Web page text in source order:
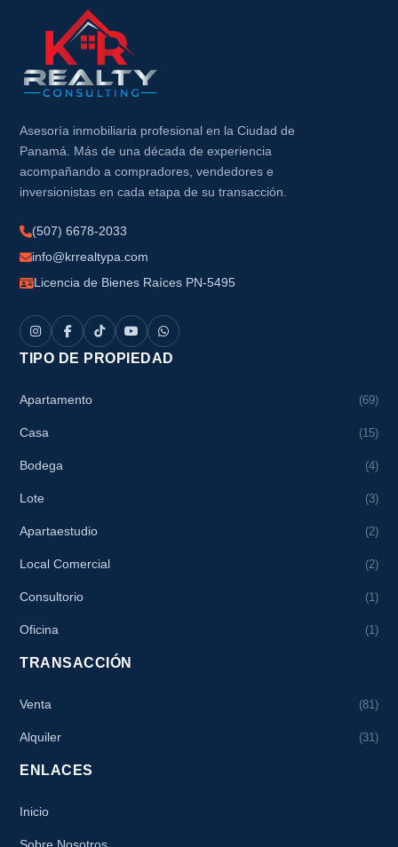
Asesoría inmobiliaria profesional en la Ciudad de
Panamá. Más de una década de experiencia
acompañando a compradores, vendedores e
inversionistas en cada etapa de su transacción.
(507) 6678-2033
info@krrealtypa.com
Licencia de Bienes Raíces PN-5495
TIPO DE PROPIEDAD
Apartamento (69)
Casa (15)
Bodega (4)
Lote (3)
Apartaestudio (2)
Local Comercial (2)
Consultorio (1)
Oficina (1)
TRANSACCIÓN
Venta (81)
Alquiler (31)
ENLACES
Inicio